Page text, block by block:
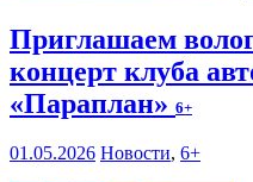
Приглашаем
концерт клуба
«Параплан» 6+
01.05.2026 Новости, 6+